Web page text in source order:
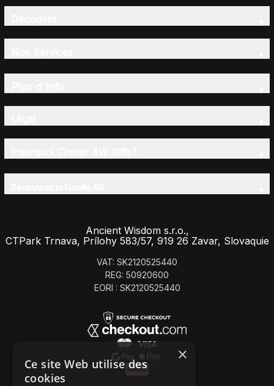
Ancient Wisdom s.r.o.,
CTPark Trnava, Prílohy 583/57, 919 26 Zavar, Slovaquie
VAT: SK2120525440
REG: 50920600
EORI : SK2120525440
×
Ce site Web utilise des
cookies